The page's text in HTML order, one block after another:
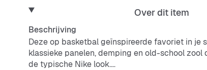
Over dit item
Beschrijving
Deze op basketbal geïnspireerde favoriet in je
klassieke panelen, demping en old-school zool
de typische Nike look.